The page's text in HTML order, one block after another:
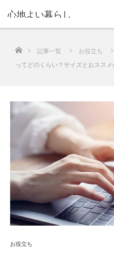
心地よい暮らし
ホーム記事一覧 お役立ち
ってどのくらい？サイズとおスス
お役立ち